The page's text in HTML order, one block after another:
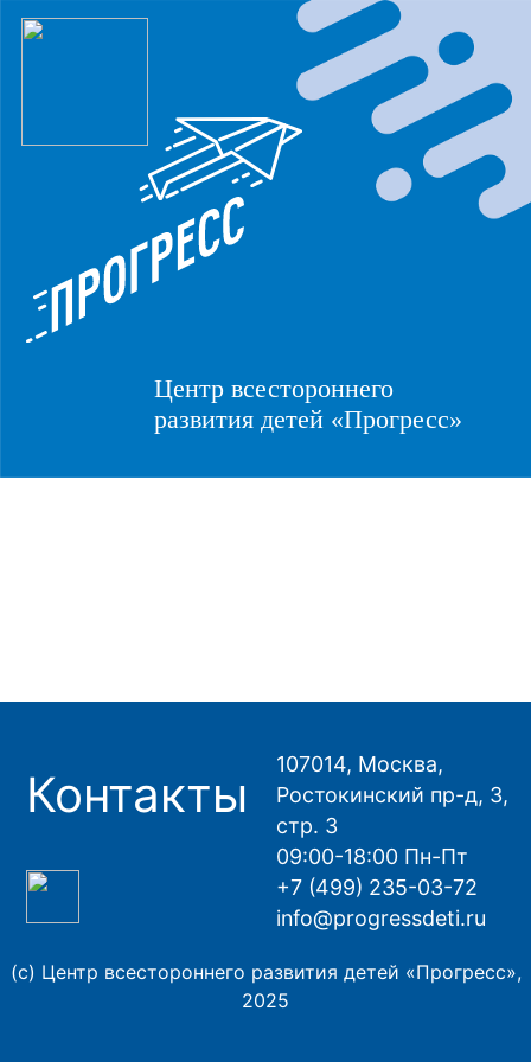
Центр всестороннего
развития детей «Прогресс»
Контакты
107014, Москва,
Ростокинский пр-д, 3,
стр. 3
09:00-18:00 Пн-Пт
+7 (499) 235-03-72
info@progressdeti.ru
(с) Центр всестороннего развития детей «Прогресс»,
2025